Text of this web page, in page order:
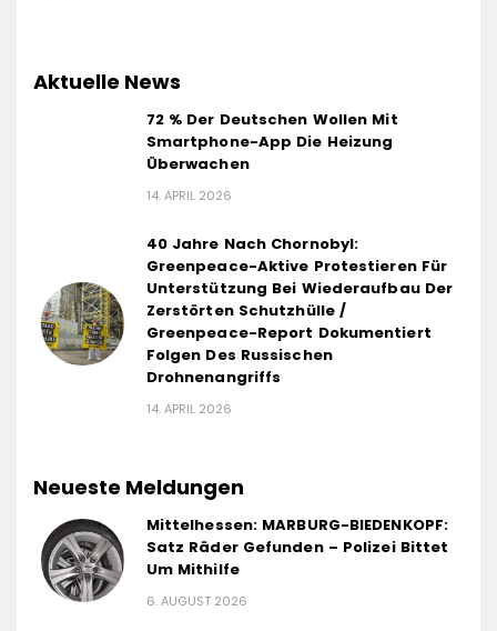
Aktuelle News
72 % Der Deutschen Wollen Mit
Smartphone-App Die Heizung
Überwachen
14. APRIL 2026
40 Jahre Nach Chornobyl:
Greenpeace-Aktive Protestieren Für
Unterstützung Bei Wiederaufbau Der
Zerstörten Schutzhülle /
Greenpeace-Report Dokumentiert
Folgen Des Russischen
Drohnenangriffs
14. APRIL 2026
Neueste Meldungen
Mittelhessen: MARBURG-BIEDENKOPF:
Satz Räder Gefunden – Polizei Bittet
Um Mithilfe
6. AUGUST 2026